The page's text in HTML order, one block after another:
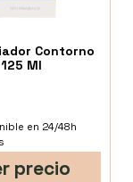
Contorno
Ml
en 24/48h
precio